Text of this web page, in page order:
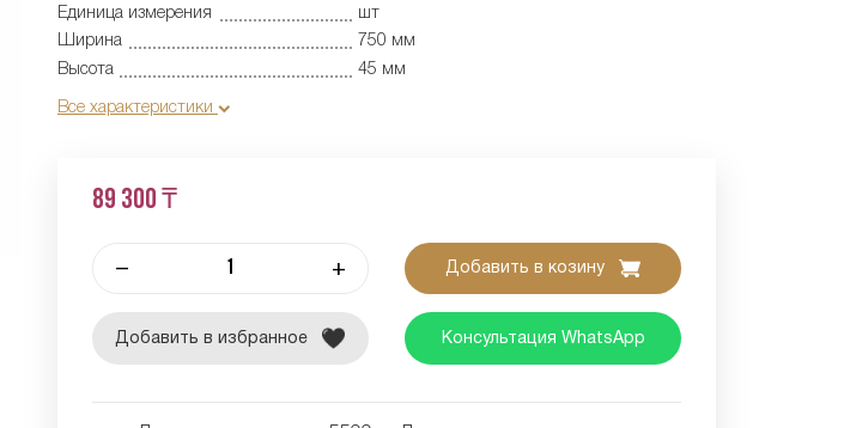
Единица измерения
шт
Ширина
750 мм
Высота
45 мм
Все характеристики
89 300 ₸
– + Добавить в козину
Добавить в избранное Консультация WhatsApp